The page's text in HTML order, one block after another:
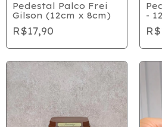
Pedestal Palco Frei
Gilson (12cm x 8cm)
R$17,90
-